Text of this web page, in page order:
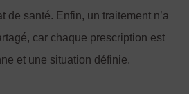
de santé. Enfin, un traitement n’a
car chaque prescription est
et une situation définie.